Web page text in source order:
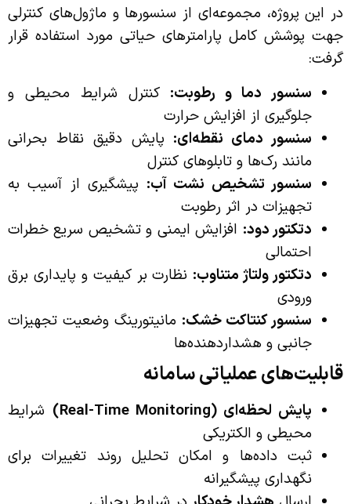
در این پروژه، مجموعه‌ای از سنسورها و ماژول‌های کنترلی
جهت پوشش کامل پارامترهای حیاتی مورد استفاده قرار
گرفت:
سنسور دما و رطوبت: کنترل شرایط محیطی و
جلوگیری از افزایش حرارت
سنسور دمای نقطه‌ای: پایش دقیق نقاط بحرانی
مانند رک‌ها و تابلوهای کنترل
سنسور تشخیص نشت آب: پیشگیری از آسیب به
تجهیزات در اثر رطوبت
دتکتور دود: افزایش ایمنی و تشخیص سریع خطرات
احتمالی
دتکتور ولتاژ متناوب: نظارت بر کیفیت و پایداری برق
ورودی
سنسور کنتاکت خشک: مانیتورینگ وضعیت تجهیزات
جانبی و هشداردهنده‌ها
قابلیت‌های عملیاتی سامانه
پایش لحظه‌ای (Real-Time Monitoring)
شرایط
محیطی و الکتریکی
ثبت داده‌ها و امکان تحلیل روند تغییرات برای
نگهداری پیشگیرانه